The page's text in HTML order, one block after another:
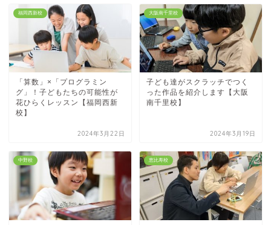
福岡西新校
「算数」×「プログラミン
グ」！子どもたちの可能性が
花ひらくレッスン【福岡西新
校】
2024年3月22日
大阪南千里校
子ども達がスクラッチでつく
った作品を紹介します【大阪
南千里校】
2024年3月19日
中野校 恵比寿校